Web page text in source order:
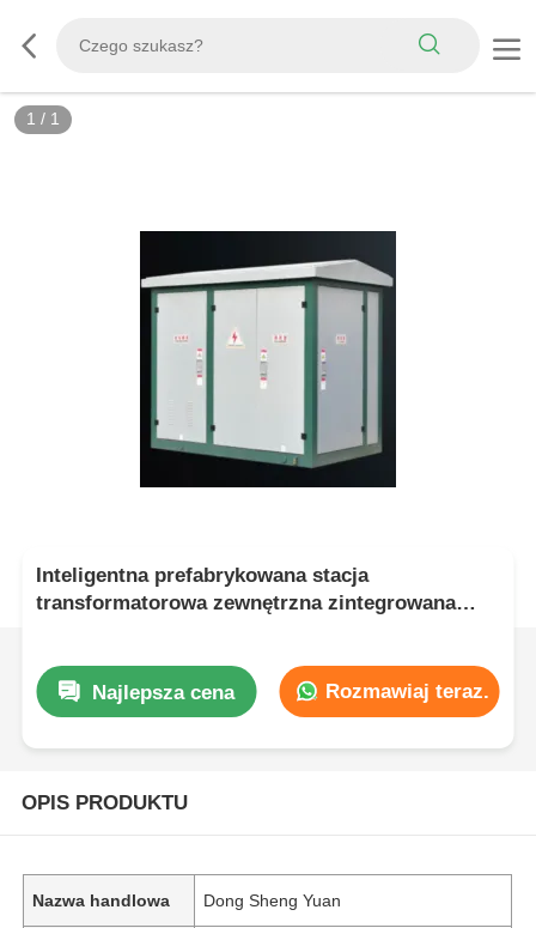
1 / 1
Inteligentna prefabrykowana stacja
transformatorowa zewnętrzna zintegrowana
Najlepsza cena
Rozmawiaj teraz.
OPIS PRODUKTU
Nazwa handlowa Dong Sheng Yuan